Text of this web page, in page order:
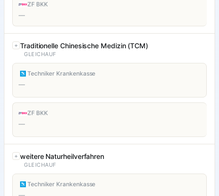
ZF BKK
—
Traditionelle Chinesische Medizin (TCM)
GLEICHAUF
Techniker Krankenkasse
—
ZF BKK
—
weitere Naturheilverfahren
GLEICHAUF
Techniker Krankenkasse